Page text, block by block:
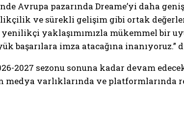
Avrupa pazarında Dreame’yi daha
ve sürekli gelişim gibi ortak
yaklaşımımızla mükemmel bir
başarılara imza atacağına
2027 sezonu sonuna kadar devam
medya varlıklarında ve